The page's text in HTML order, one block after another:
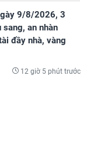
9/8/2026, 3
an nhàn
đầy nhà, vàng
12 giờ 5 phút trước